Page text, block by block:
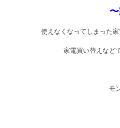
使えなくなってしまった
家電買い替えなど
モ